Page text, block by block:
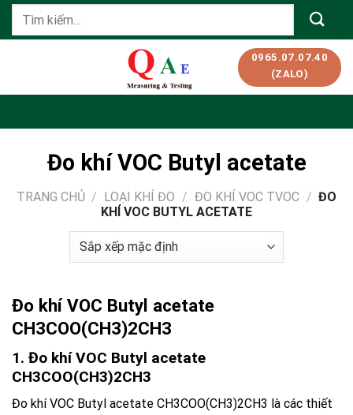
SkipTìm
0965.07.07.40
(ZALO)
Đo khí VOC Butyl acetate
TRANG CHỦ / LOẠI KHÍ ĐO / ĐO KHÍ VOC TVOC / ĐO
KHÍ VOC BUTYL ACETATE
Đo khí VOC Butyl acetate
CH3COO(CH3)2CH3
1. Đo khí VOC Butyl acetate
CH3COO(CH3)2CH3
Đo khí VOC Butyl acetate CH3COO(CH3)2CH3 là các thiết